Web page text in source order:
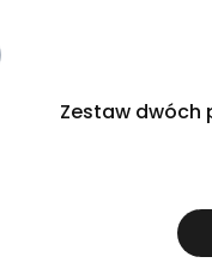
Zestaw dwóch